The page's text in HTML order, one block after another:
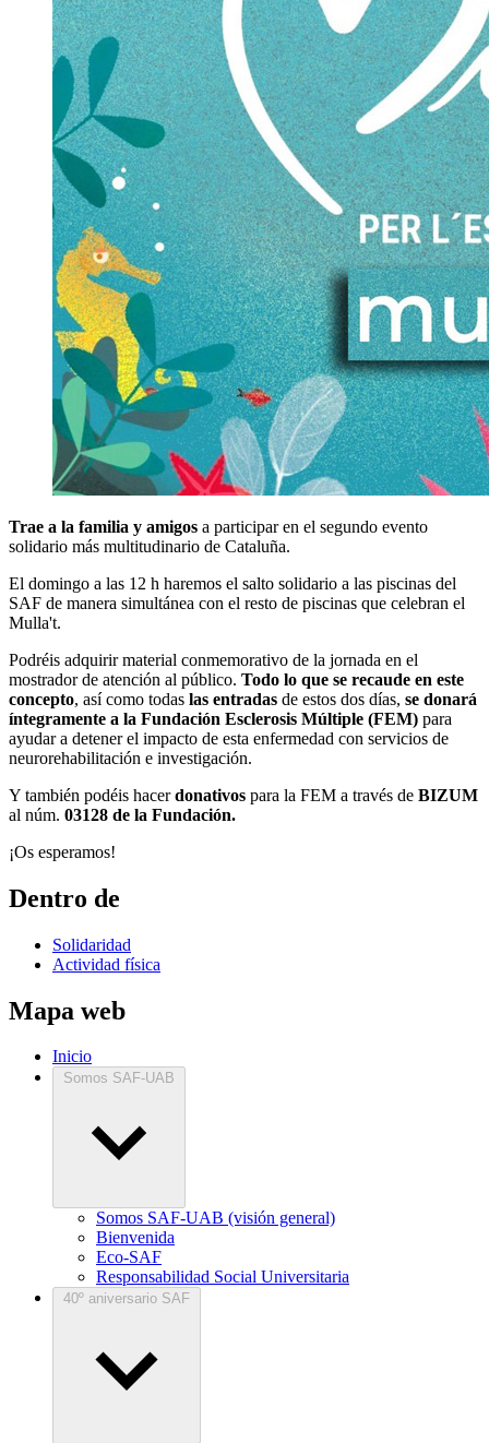
Trae a la familia y amigos a participar en el segundo evento
solidario más multitudinario de Cataluña.
El domingo a las 12 h haremos el salto solidario a las piscinas del
SAF de manera simultánea con el resto de piscinas que celebran el
Mulla't.
Podréis adquirir material conmemorativo de la jornada en el
mostrador de atención al público. Todo lo que se recaude en este
concepto, así como todas las entradas de estos dos días, se donará
íntegramente a la Fundación Esclerosis Múltiple (FEM) para
ayudar a detener el impacto de esta enfermedad con servicios de
neurorehabilitación e investigación.
Y también podéis hacerdonativos para la FEM a través de BIZUM
al núm. 03128 de la Fundación.
¡Os esperamos!
Dentro de
Solidaridad
Actividad física
Mapa web
Inicio
Somos SAF-UAB
Somos SAF-UAB (visión general)
Bienvenida
Eco-SAF
Responsabilidad Social Universitaria
40º aniversario SAF